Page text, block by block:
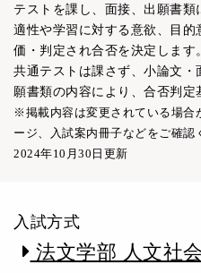
テストを課し、面接、出願書類
適性や学習に対する意欲、目
価・判定され合否を決定しま
共通テストは課さず、小論文
願書類の内容により、合否判定
※掲載内容は変更されている場合
ージ、入試案内冊子などをご確認
2024年10月30日更新
入試方式
法文学部 人文社